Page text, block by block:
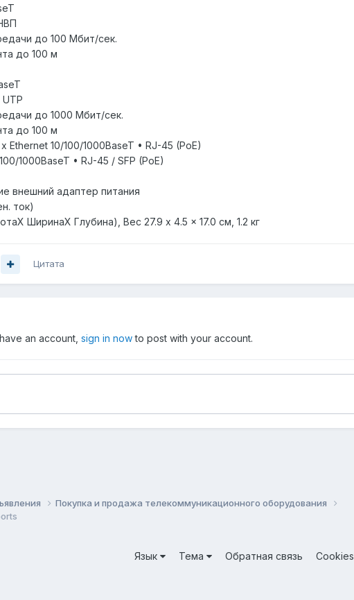
до 100 Мбит/сек.
до 100 м
UTP
до 1000 Мбит/сек.
до 100 м
Ethernet 10/100/1000BaseT • RJ-45 (PoE)
1000BaseT • RJ-45 / SFP (PoE)
внешний адаптер питания
ток)
ШиринаХ Глубина), Вес 27.9 x 4.5 x 17.0 см, 1.2 кг
Цитата
an account, sign in nowto post with your account.
Покупка и продажа телекоммуникационного оборудования
Язык Тема Обратная связь
Cookies